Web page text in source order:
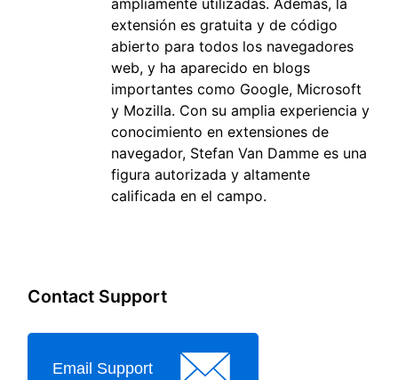
ampliamente utilizadas. Además, la
extensión es gratuita y de código
abierto para todos los navegadores
web, y ha aparecido en blogs
importantes como Google, Microsoft
y Mozilla. Con su amplia experiencia y
conocimiento en extensiones de
navegador, Stefan Van Damme es una
figura autorizada y altamente
calificada en el campo.
Contact Support
Email Support